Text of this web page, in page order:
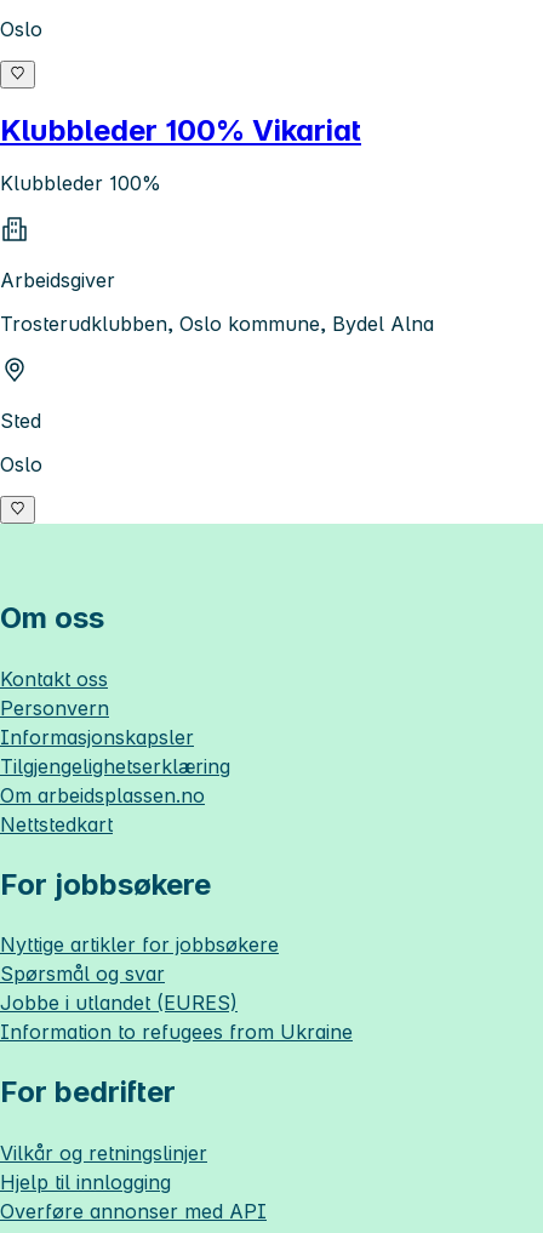
Oslo
Klubbleder 100% Vikariat
Klubbleder 100%
Arbeidsgiver
Trosterudklubben, Oslo kommune, Bydel Alna
Sted
Oslo
Om oss
Kontakt oss
Personvern
Informasjonskapsler
Tilgjengelighetserklæring
Om arbeidsplassen.no
Nettstedkart
For jobbsøkere
Nyttige artikler for jobbsøkere
Spørsmål og svar
Jobbe i utlandet (EURES)
Information to refugees from Ukraine
For bedrifter
Vilkår og retningslinjer
Hjelp til innlogging
Overføre annonser med API